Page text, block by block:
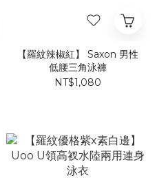
【羅紋辣椒紅】 Saxon 男性
低腰三角泳褲
NT$1,080